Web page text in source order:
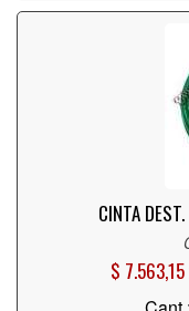
CINTA
$ 7.563,15